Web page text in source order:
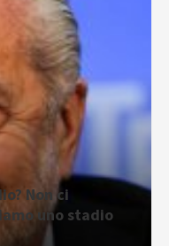
Non ci
uno stadio